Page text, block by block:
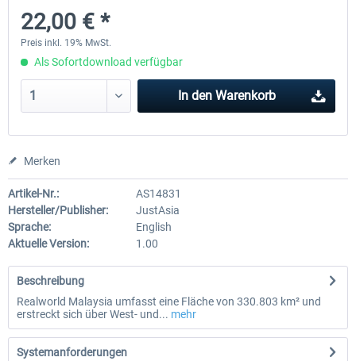
24,18 € *
22,00 € *
Preis inkl. 19% MwSt.
Als Sofortdownload verfügbar
In den Warenkorb
Merken
Artikel-Nr.:
AS14831
Hersteller/Publisher:
JustAsia
Sprache:
English
Aktuelle Version:
1.00
Beschreibung
Realworld Malaysia umfasst eine Fläche von 330.803 km² und
erstreckt sich über West- und... mehr
Systemanforderungen